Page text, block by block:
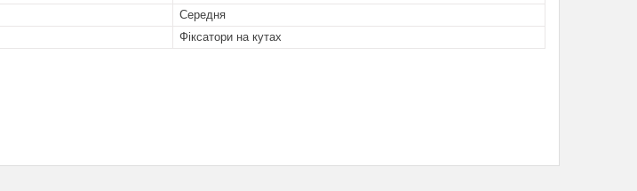
Середня
Фіксатори на кутах